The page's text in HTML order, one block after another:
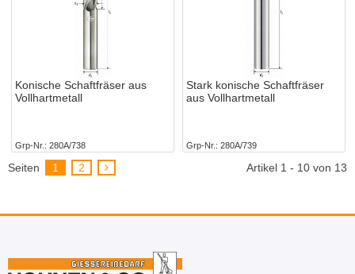
Konische Schaftfräser aus
Vollhartmetall
Grp-Nr. 280A/738
Stark konische Schaftfräser
aus Vollhartmetall
Grp-Nr. 280A/739
Seiten 1 2 Artikel 1 - 10 von 13